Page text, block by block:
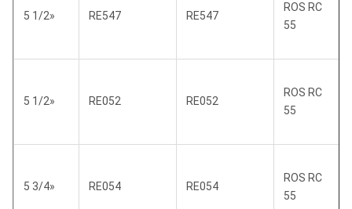
5 1/2» RE547 RE547
ROS RC
55
5 1/2» RE052 RE052
ROS RC
55
5 3/4» RE054 RE054
ROS RC
55